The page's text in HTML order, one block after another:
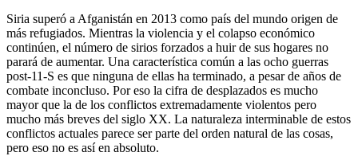
Siria superó a Afganistán en 2013 como país del mundo origen de
más refugiados. Mientras la violencia y el colapso económico
continúen, el número de sirios forzados a huir de sus hogares no
parará de aumentar. Una característica común a las ocho guerras
post-11-S es que ninguna de ellas ha terminado, a pesar de años de
combate inconcluso. Por eso la cifra de desplazados es mucho
mayor que la de los conflictos extremadamente violentos pero
mucho más breves del siglo XX. La naturaleza interminable de estos
conflictos actuales parece ser parte del orden natural de las cosas,
pero eso no es así en absoluto.